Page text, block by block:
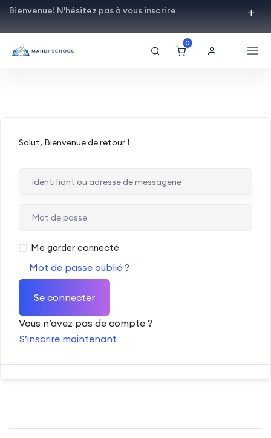
Bienvenue! N'hésitez pas à vous inscrire
0
Salut, Bienvenue de retour !
Me garder connecté
Mot de passe oublié ?
Se connecter
Vous n’avez pas de compte ?
S’inscrire maintenant